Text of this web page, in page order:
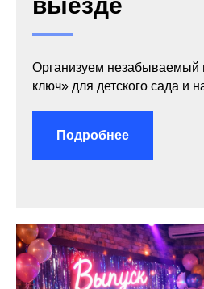
выезде
Организуем незабываемый
ключ» для детского сада и
Подробнее